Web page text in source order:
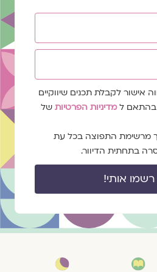
אישור לקבלת תכנים שיווקיים
בהתאם למדיניות הפרטיות של
מרשימת התפוצה בכל עת
בתחתית הדיוור.
רשמו אותי!